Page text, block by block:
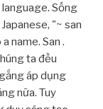
Sống
"~ san
name. San .
ta đều
áp dụng
nữa. Tuy